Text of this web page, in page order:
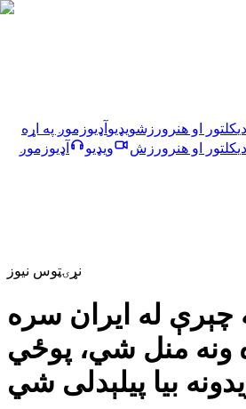
کلتور او هنر ورزشویډیو آډیوزموږ په اړه
کلتور او هنر ورزش ویډیو آډیوزموږ
نړۍټوس نیوز
له ايران سره
ونه منل شي، پوځي